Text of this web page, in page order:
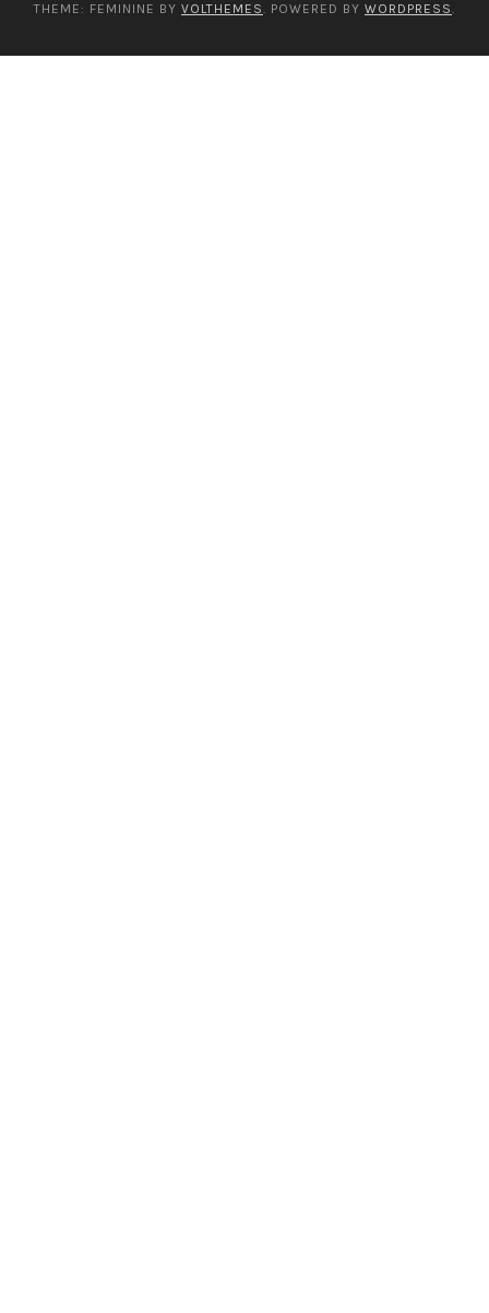
THEME: FEMININE BY VOLTHEMES. POWERED BY WORDPRESS.